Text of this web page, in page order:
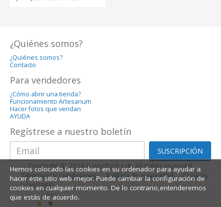
¿Quiénes somos?
¿Quiénes somos?
Contacto
Para vendedores
¿Cómo abrir una tienda?
Funcionamiento Artesanum
Hacer fotos que vendan
AYUDA
Regístrese a nuestro boletín
SUSCRIPCIÓN
Copyright © 2016 Castelltort Ldt. All rights reserved.
Términos y condiciones
Política de privacidad
Cookies
POWERED
BY
Hemos colocado las cookies en su ordenador para ayudar a
hacer este sitio web mejor. Puede cambiar la configuración de
cookies en cualquier momento. De lo contrario,entenderemos
que estás de acuerdo.